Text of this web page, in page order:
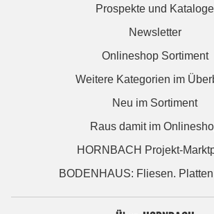
Prospekte und Kataloge
Newsletter
Onlineshop Sortiment
Weitere Kategorien im
Neu im Sortiment
Raus damit im
HORNBACH Projekt-
BODENHAUS: Fliesen.